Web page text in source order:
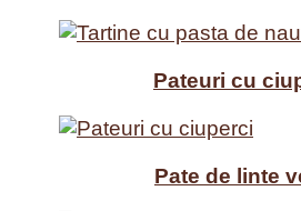
Pateuri cu
Pate de linte